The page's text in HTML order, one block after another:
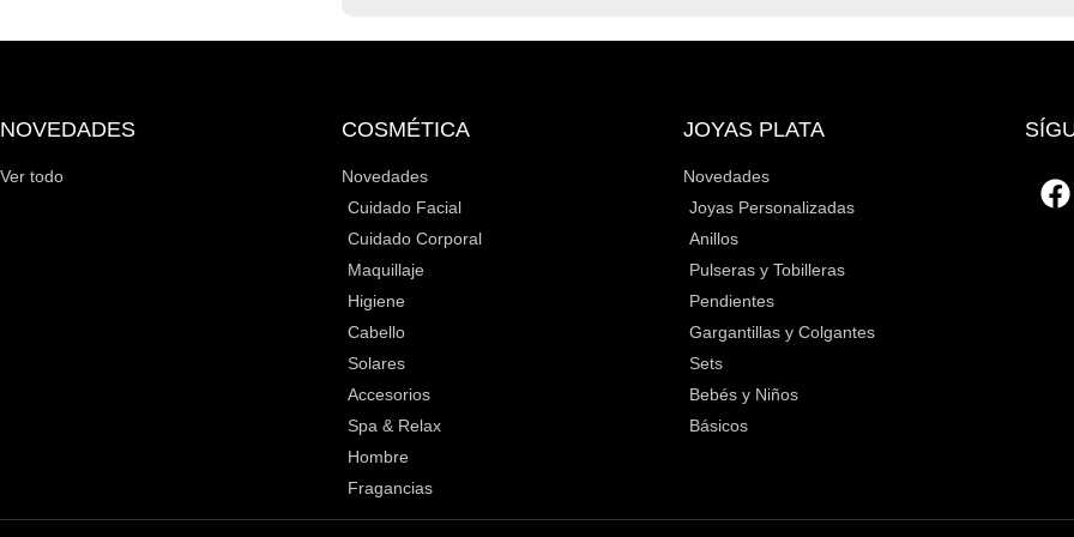
NOVEDADES
Ver todo
COSMÉTICA
Novedades
Cuidado Facial
Cuidado Corporal
Maquillaje
Higiene
Cabello
Solares
Accesorios
Spa & Relax
Hombre
Fragancias
JOYAS PLATA
Novedades
Joyas Personalizadas
Anillos
Pulseras y Tobilleras
Pendientes
Gargantillas y Colgantes
Sets
Bebés y Niños
Básicos